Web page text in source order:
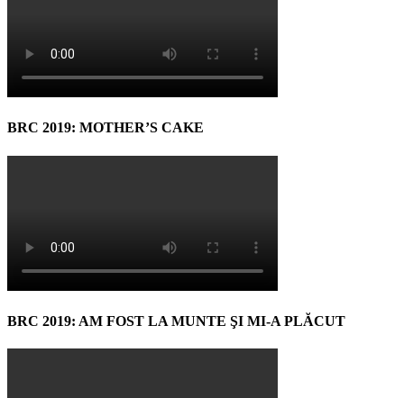
BRC 2019: MOTHER’S CAKE
BRC 2019: AM FOST LA MUNTE ŞI MI-A PLĂCUT